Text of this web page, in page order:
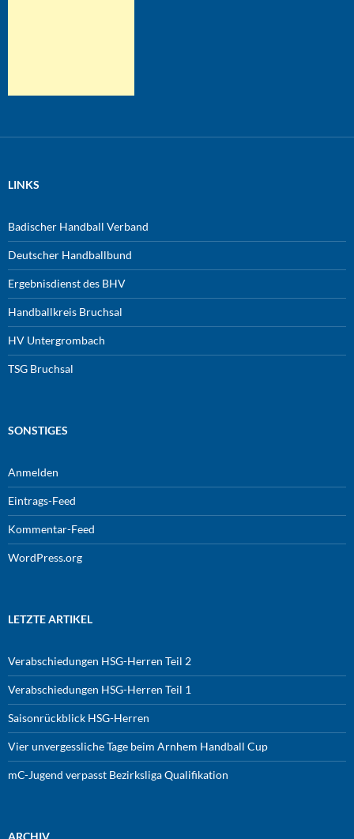
LINKS
Badischer Handball Verband
Deutscher Handballbund
Ergebnisdienst des BHV
Handballkreis Bruchsal
HV Untergrombach
TSG Bruchsal
SONSTIGES
Anmelden
Eintrags-Feed
Kommentar-Feed
WordPress.org
LETZTE ARTIKEL
Verabschiedungen HSG-Herren Teil 2
Verabschiedungen HSG-Herren Teil 1
Saisonrückblick HSG-Herren
Vier unvergessliche Tage beim Arnhem Handball Cup
mC-Jugend verpasst Bezirksliga Qualifikation